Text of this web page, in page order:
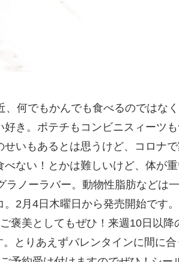
何でもかんでも食べるのではな
き。ポテチもコンビニスィーツ
いもあるとは思うけど、コロナ
ない！とかは難しいけど、体が
ノーラバー。動物性脂肪などは
2月4日木曜日から発売開始です
褒美としてもぜひ！来週10日以降
とりあえずバレンタインに間に